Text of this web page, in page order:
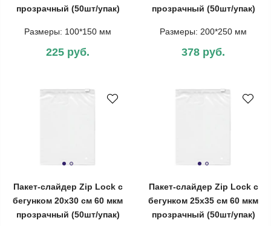
прозрачный (50шт/упак)
Размеры: 100*150 мм
225 руб.
прозрачный (50шт/упак)
Размеры: 200*250 мм
378 руб.
Пакет-слайдер Zip Lock с
бегунком 20х30 см 60 мкм
прозрачный (50шт/упак)
Пакет-слайдер Zip Lock с
бегунком 25х35 см 60 мкм
прозрачный (50шт/упак)